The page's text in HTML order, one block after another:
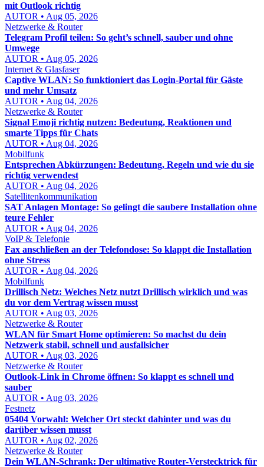
mit Outlook richtig
AUTOR • Aug 05, 2026
Netzwerke & Router
Telegram Profil teilen: So geht’s schnell, sauber und ohne
Umwege
AUTOR • Aug 05, 2026
Internet & Glasfaser
Captive WLAN: So funktioniert das Login-Portal für Gäste
und mehr Umsatz
AUTOR • Aug 04, 2026
Netzwerke & Router
Signal Emoji richtig nutzen: Bedeutung, Reaktionen und
smarte Tipps für Chats
AUTOR • Aug 04, 2026
Mobilfunk
Entsprechen Abkürzungen: Bedeutung, Regeln und wie du sie
richtig verwendest
AUTOR • Aug 04, 2026
Satellitenkommunikation
SAT Anlagen Montage: So gelingt die saubere Installation ohne
teure Fehler
AUTOR • Aug 04, 2026
VoIP & Telefonie
Fax anschließen an der Telefondose: So klappt die Installation
ohne Stress
AUTOR • Aug 04, 2026
Mobilfunk
Drillisch Netz: Welches Netz nutzt Drillisch wirklich und was
du vor dem Vertrag wissen musst
AUTOR • Aug 03, 2026
Netzwerke & Router
WLAN für Smart Home optimieren: So machst du dein
Netzwerk stabil, schnell und ausfallsicher
AUTOR • Aug 03, 2026
Netzwerke & Router
Outlook-Link in Chrome öffnen: So klappt es schnell und
sauber
AUTOR • Aug 03, 2026
Festnetz
05404 Vorwahl: Welcher Ort steckt dahinter und was du
darüber wissen musst
AUTOR • Aug 02, 2026
Netzwerke & Router
Dein WLAN-Schrank: Der ultimative Router-Verstecktrick für